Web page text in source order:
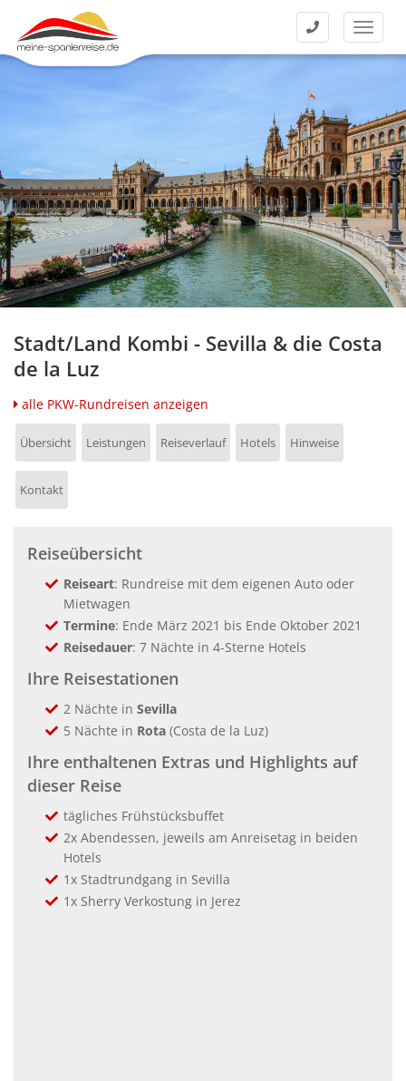
Kontakt Menü
Stadt/Land Kombi - Sevilla & die Costa
de la Luz
alle PKW-Rundreisen anzeigen
Übersicht Leistungen Reiseverlauf Hotels Hinweise
Kontakt
Reiseübersicht
Reiseart: Rundreise mit dem eigenen Auto oder
Mietwagen
Termine: Ende März 2021 bis Ende Oktober 2021
Reisedauer: 7 Nächte in 4-Sterne Hotels
Ihre Reisestationen
2 Nächte in Sevilla
5 Nächte in Rota (Costa de la Luz)
Ihre enthaltenen Extras und Highlights auf
dieser Reise
tägliches Frühstücksbuffet
2x Abendessen, jeweils am Anreisetag in beiden
Hotels
1x Stadtrundgang in Sevilla
1x Sherry Verkostung in Jerez